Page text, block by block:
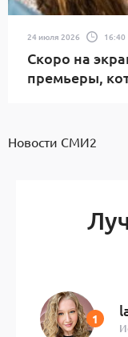
24 июля 2026 16:40
Скоро на
премьеры,
Новости СМИ2